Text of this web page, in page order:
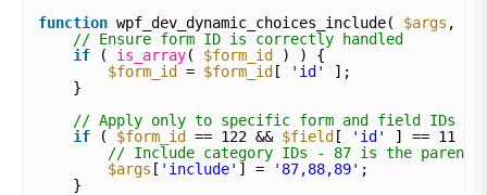
function wpf_dev_dynamic_choices_include( $args ,
// Ensure form ID is correctly handled
if
( is_array( $form_id
) ) {
$form_id = $form_id[ 'id'
];
}
// Apply only to specific form and field IDs
if
( $form_id == 122 && $field[ 'id'
] == 11 )
// Include category IDs - 87 is the parent;
$args [ 'include' ] = '87,88,89' ;
}